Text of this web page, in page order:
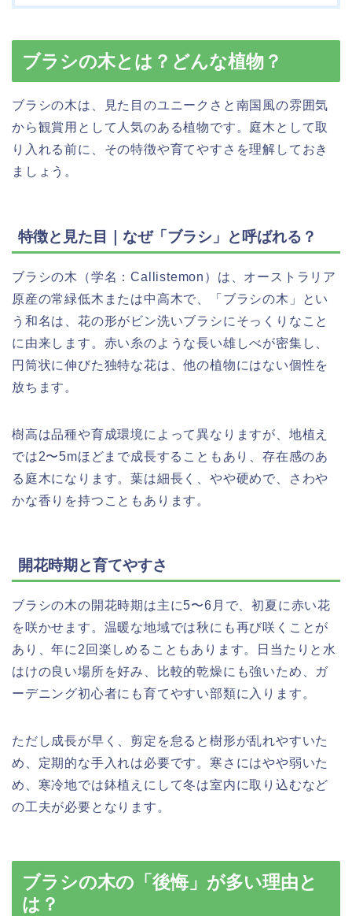
ブラシの木とは？どんな植物？
ブラシの木は、見た目のユニークさと南国風の雰囲気
から観賞用として人気のある植物です。庭木として取
り入れる前に、その特徴や育てやすさを理解しておき
ましょう。
特徴と見た目｜なぜ「ブラシ」と呼ばれる？
ブラシの木（学名：Callistemon）は、オーストラリア
原産の常緑低木または中高木で、「ブラシの木」とい
う和名は、花の形がビン洗いブラシにそっくりなこと
に由来します。赤い糸のような長い雄しべが密集し、
円筒状に伸びた独特な花は、他の植物にはない個性を
放ちます。
樹高は品種や育成環境によって異なりますが、地植え
では2〜5mほどまで成長することもあり、存在感のあ
る庭木になります。葉は細長く、やや硬めで、さわや
かな香りを持つこともあります。
開花時期と育てやすさ
ブラシの木の開花時期は主に5〜6月で、初夏に赤い花
を咲かせます。温暖な地域では秋にも再び咲くことが
あり、年に2回楽しめることもあります。日当たりと水
はけの良い場所を好み、比較的乾燥にも強いため、ガ
ーデニング初心者にも育てやすい部類に入ります。
ただし成長が早く、剪定を怠ると樹形が乱れやすいた
め、定期的な手入れは必要です。寒さにはやや弱いた
め、寒冷地では鉢植えにして冬は室内に取り込むなど
の工夫が必要となります。
ブラシの木の「後悔」が多い理由と
は？